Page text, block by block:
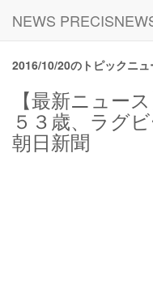
NEWS
2016/10/20のトピックニュ
【最新ニュー
５３歳、ラグ
朝日新聞